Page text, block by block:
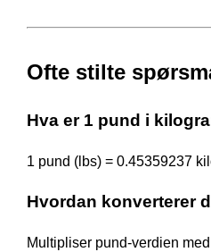
Ofte stilte
Hva er 1 pund i
1 pund (lbs) = 0.45359237
Hvordan konverterer
Multipliser pund-verdien